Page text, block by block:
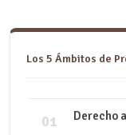
Los 5 Ámbitos de
01 Derecho